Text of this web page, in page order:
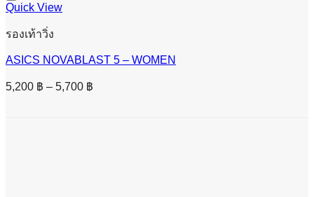
Quick View
รองเท้าวิ่ง
ASICS NOVABLAST 5 – WOMEN
5,200 ฿ – 5,700 ฿